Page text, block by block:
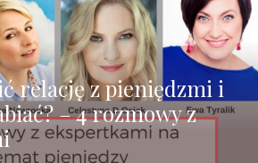
relację z pieniędzmi i
– 4 rozmowy z